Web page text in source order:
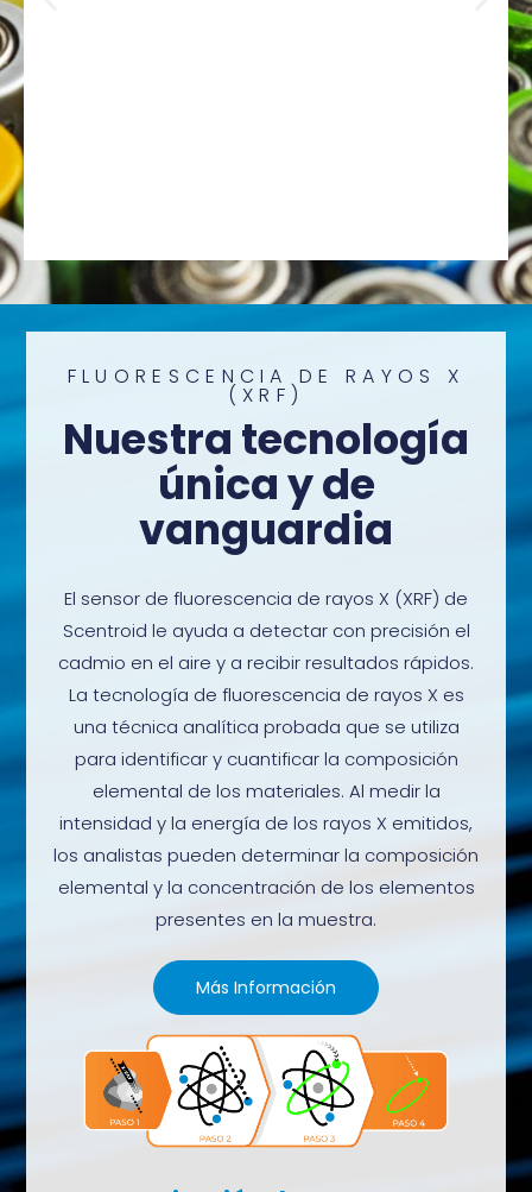
Minería y fundición
de metales
Las industrias suelen encontrar cadmio
como subproducto cuando extraen y
procesan minerales de zinc, plomo y
cobre. La extracción de estos metales
libera cadmio al aire en forma de polvo
o humo, particularmente durante los
procesos de fundición y refinación.
FLUORESCENCIA DE RAYOS X
(XRF)
Nuestra tecnología
única y de
vanguardia
El sensor de fluorescencia de rayos X (XRF) de
Scentroid le ayuda a detectar con precisión el
cadmio en el aire y a recibir resultados rápidos.
La tecnología de fluorescencia de rayos X es
una técnica analítica probada que se utiliza
para identificar y cuantificar la composición
elemental de los materiales. Al medir la
intensidad y la energía de los rayos X emitidos,
los analistas pueden determinar la composición
elemental y la concentración de los elementos
presentes en la muestra.
Más Información